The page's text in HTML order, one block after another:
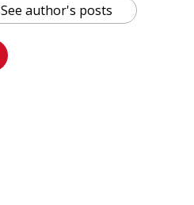
See author's posts